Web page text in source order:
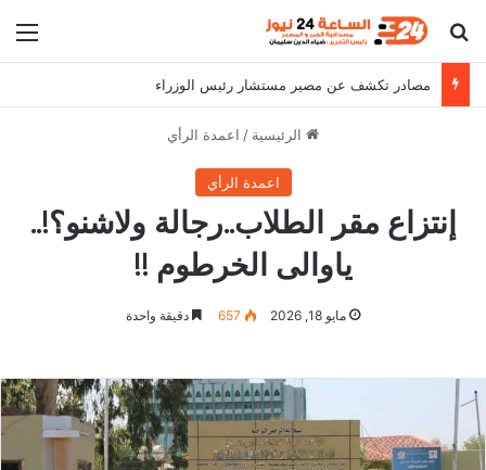
بحث عن
مصادر تكشف عن مصير مستشار رئيس الوزراء
الرئيسية / اعمدة الرأي
اعمدة الرأي
إنتزاع مقر الطلاب..رجالة ولاشنو؟!..
ياوالى الخرطوم !!
مايو 18, 2026 657 دقيقة واحدة